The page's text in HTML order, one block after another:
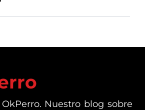
Nuestro blog sobre